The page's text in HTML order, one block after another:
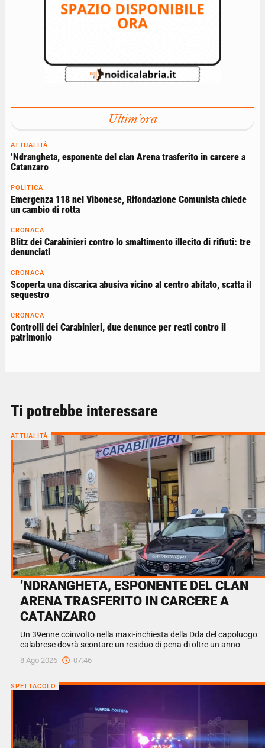
Ultim'ora
ATTUALITÀ
’Ndrangheta, esponente del clan Arena trasferito in carcere a
Catanzaro
POLITICA
Emergenza 118 nel Vibonese, Rifondazione Comunista chiede
un cambio di rotta
CRONACA
Blitz dei Carabinieri contro lo smaltimento illecito di rifiuti: tre
denunciati
CRONACA
Scoperta una discarica abusiva vicino al centro abitato, scatta il
sequestro
CRONACA
Controlli dei Carabinieri, due denunce per reati contro il
patrimonio
Ti potrebbe interessare
ATTUALITÀ
’NDRANGHETA, ESPONENTE DEL CLAN
ARENA TRASFERITO IN CARCERE A
CATANZARO
Un 39enne coinvolto nella maxi-inchiesta della Dda del capoluogo
calabrese dovrà scontare un residuo di pena di oltre un anno
8 Ago 2026 07:46
SPETTACOLO